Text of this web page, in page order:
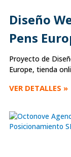
Diseño
Pens
Proyecto de
Europe, tienda
VER DETALLES »